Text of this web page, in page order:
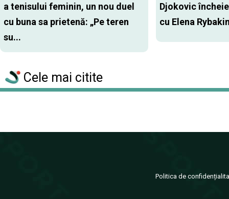
a tenisului feminin, un nou duel
cu buna sa prietenă: „Pe teren
su...
Djokovic
cu Elena
Cele mai citite
Politica de